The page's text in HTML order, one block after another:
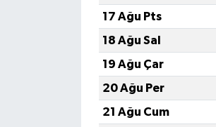
17 Ağu Pts
18 Ağu Sal
19 Ağu Çar
20 Ağu Per
21 Ağu Cum